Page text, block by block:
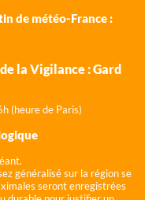
de météo-France :
la Vigilance : Gard
(heure de Paris)
généralisé sur la région se
seront enregistrées